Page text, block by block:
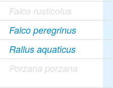
Falco rusticolus
Falco peregrinus
Rallus aquaticus
Porzana porzana